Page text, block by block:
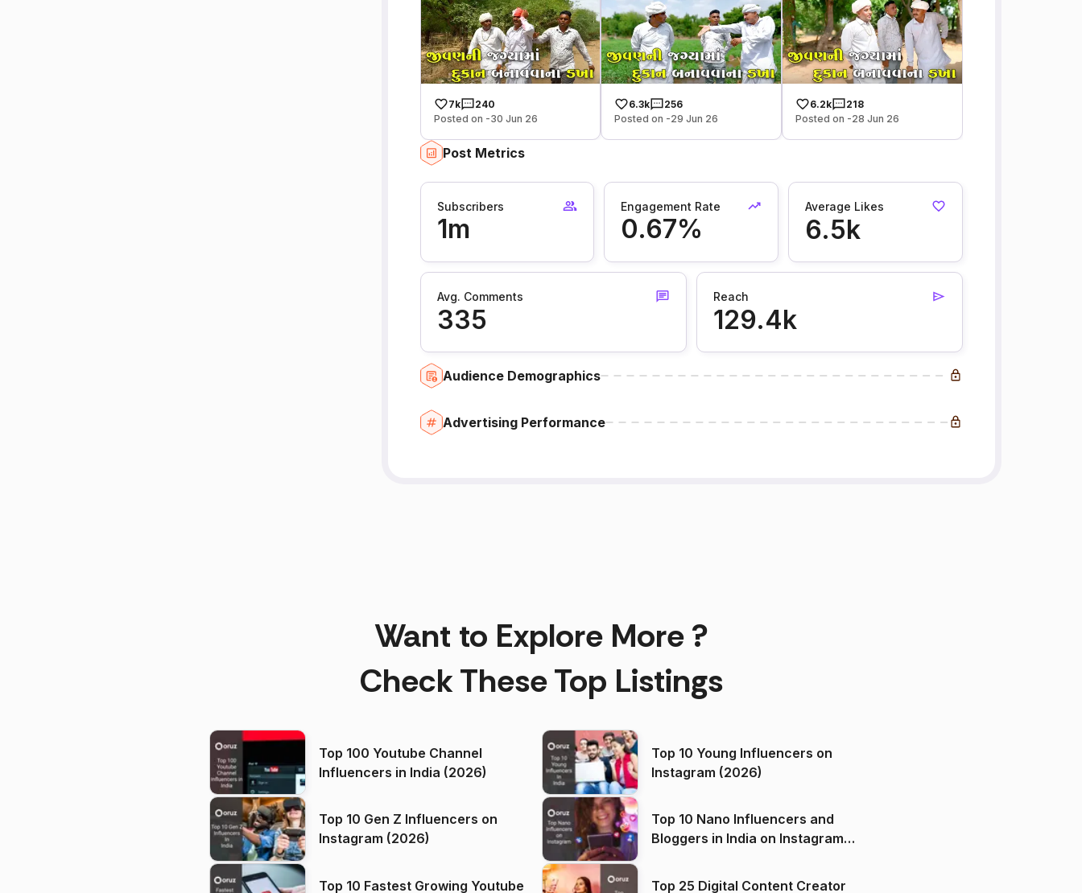
7k
240
Posted on -30 Jun 26
6.3k
256
Posted on -29 Jun 26
6.2k
218
Posted on -28 Jun 26
Post Metrics
Subscribers
1m
Engagement Rate
0.67%
Average Likes
6.5k
Avg. Comments
335
Reach
129.4k
Audience Demographics
Advertising Performance
Want to Explore More ?
Check These Top Listings
Top 100 Youtube Channel
Influencers in India (2026)
Top 10 Young Influencers on
Instagram (2026)
Top 10 Gen Z Influencers on
Instagram (2026)
Top 10 Nano Influencers and
Bloggers in India on Instagram
Top 10 Fastest Growing Youtube
Top 25 Digital Content Creator